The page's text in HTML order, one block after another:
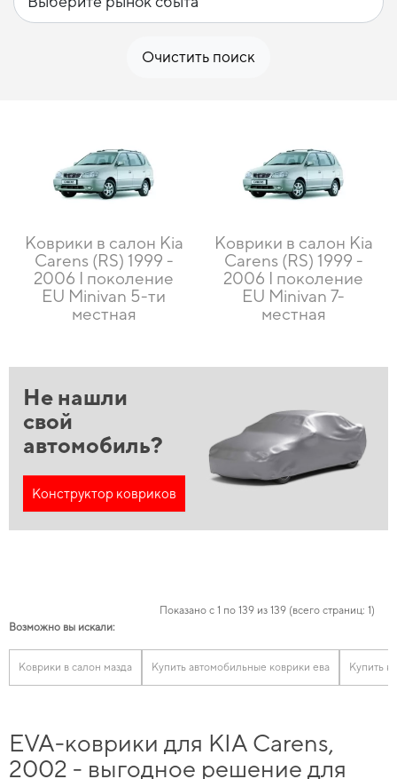
Очистить поиск
Коврики в салон Kia
Carens (RS) 1999 -
2006 I поколение
EU Minivan 5-ти
местная
Коврики в салон Kia
Carens (RS) 1999 -
2006 I поколение
EU Minivan 7-
местная
Не нашли
свой
автомобиль?
Конструктор ковриков
Показано с 1 по 139 из 139 (всего страниц: 1)
Возможно вы искали:
Коврики в салон мазда Купить автомобильные коврики ева Купить
EVA-коврики для KIA Carens,
2002 - выгодное решение для